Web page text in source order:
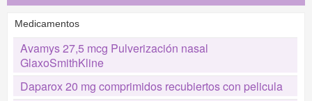
Medicamentos
Avamys 27,5 mcg Pulverización nasal
GlaxoSmithKline
Daparox 20 mg comprimidos recubiertos con pelicula